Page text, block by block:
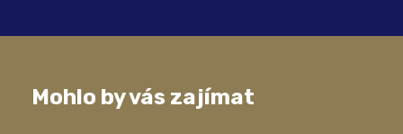
Mohlo by vás zajímat